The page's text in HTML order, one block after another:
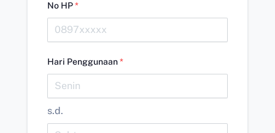
No HP*
Hari Penggunaan*
s.d.